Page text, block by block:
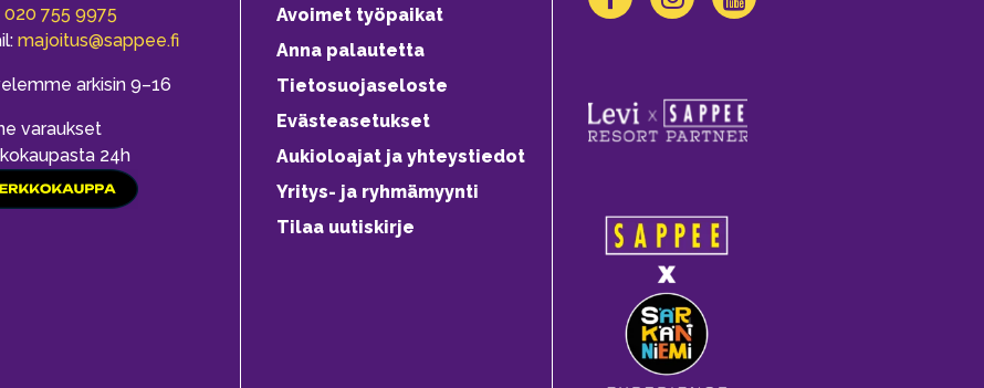
020 755 9975
majoitus@sappee.fi
arkisin 9–16
varaukset
24h
Avoimet työpaikat
Anna palautetta
Tietosuojaseloste
Evästeasetukset
Aukioloajat ja yhteystiedot
Yritys- ja ryhmämyynti
Tilaa uutiskirje